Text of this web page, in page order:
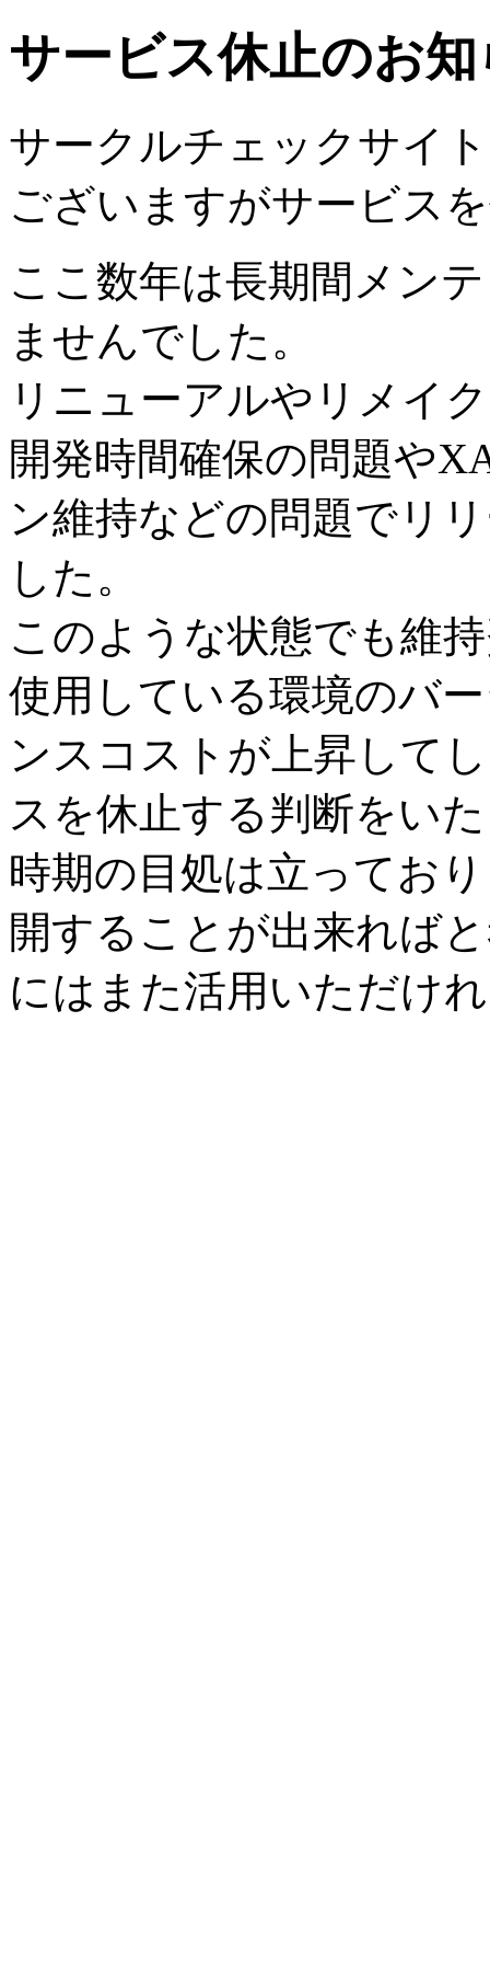
サービス休止のお
サークルチェックサイ
ございますがサービス
ここ数年は長期間メン
ませんでした。
リニューアルやリメイ
開発時間確保の問題や
ン維持などの問題でリ
した。
このような状態でも維
使用している環境のバ
ンスコストが上昇して
スを休止する判断をい
時期の目処は立ってお
開することが出来れば
にはまた活用いただけ